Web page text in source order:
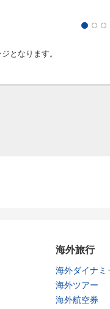
となります。
海外旅行
海外ダイナミ
海外ツアー
海外航空券